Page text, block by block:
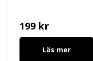
199 kr
Läs mer